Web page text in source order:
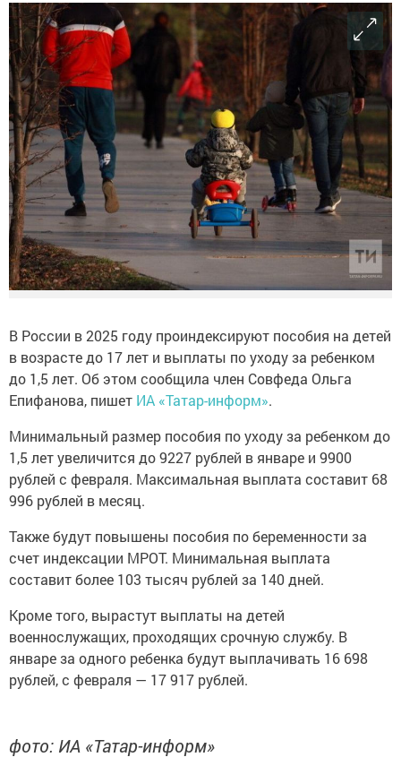
В России в 2025 году проиндексируют пособия на детей
в возрасте до 17 лет и выплаты по уходу за ребенком
до 1,5 лет. Об этом сообщила член Совфеда Ольга
Епифанова, пишет ИА «Татар-информ».
Минимальный размер пособия по уходу за ребенком до
1,5 лет увеличится до 9227 рублей в январе и 9900
рублей с февраля. Максимальная выплата составит 68
996 рублей в месяц.
Также будут повышены пособия по беременности за
счет индексации МРОТ. Минимальная выплата
составит более 103 тысяч рублей за 140 дней.
Кроме того, вырастут выплаты на детей
военнослужащих, проходящих срочную службу. В
январе за одного ребенка будут выплачивать 16 698
рублей, с февраля — 17 917 рублей.
фото: ИА «Татар-информ»